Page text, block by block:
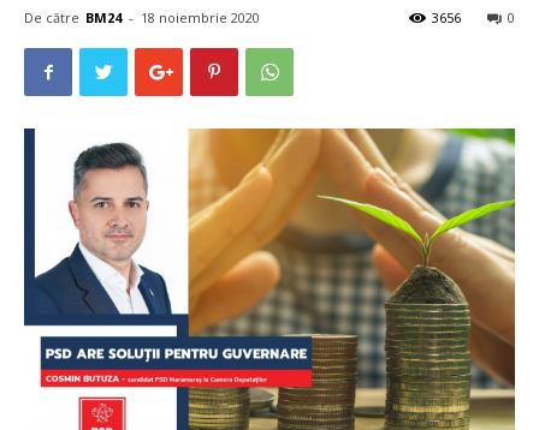
De către BM24 - 18 noiembrie 2020 0
3656